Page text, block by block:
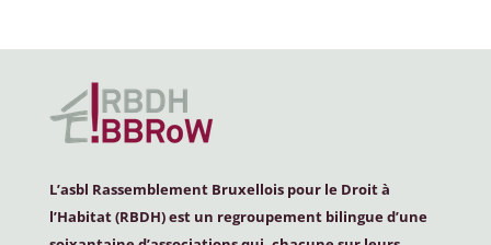
L’asbl Rassemblement Bruxellois pour le Droit à
l’Habitat (RBDH) est un regroupement bilingue d’une